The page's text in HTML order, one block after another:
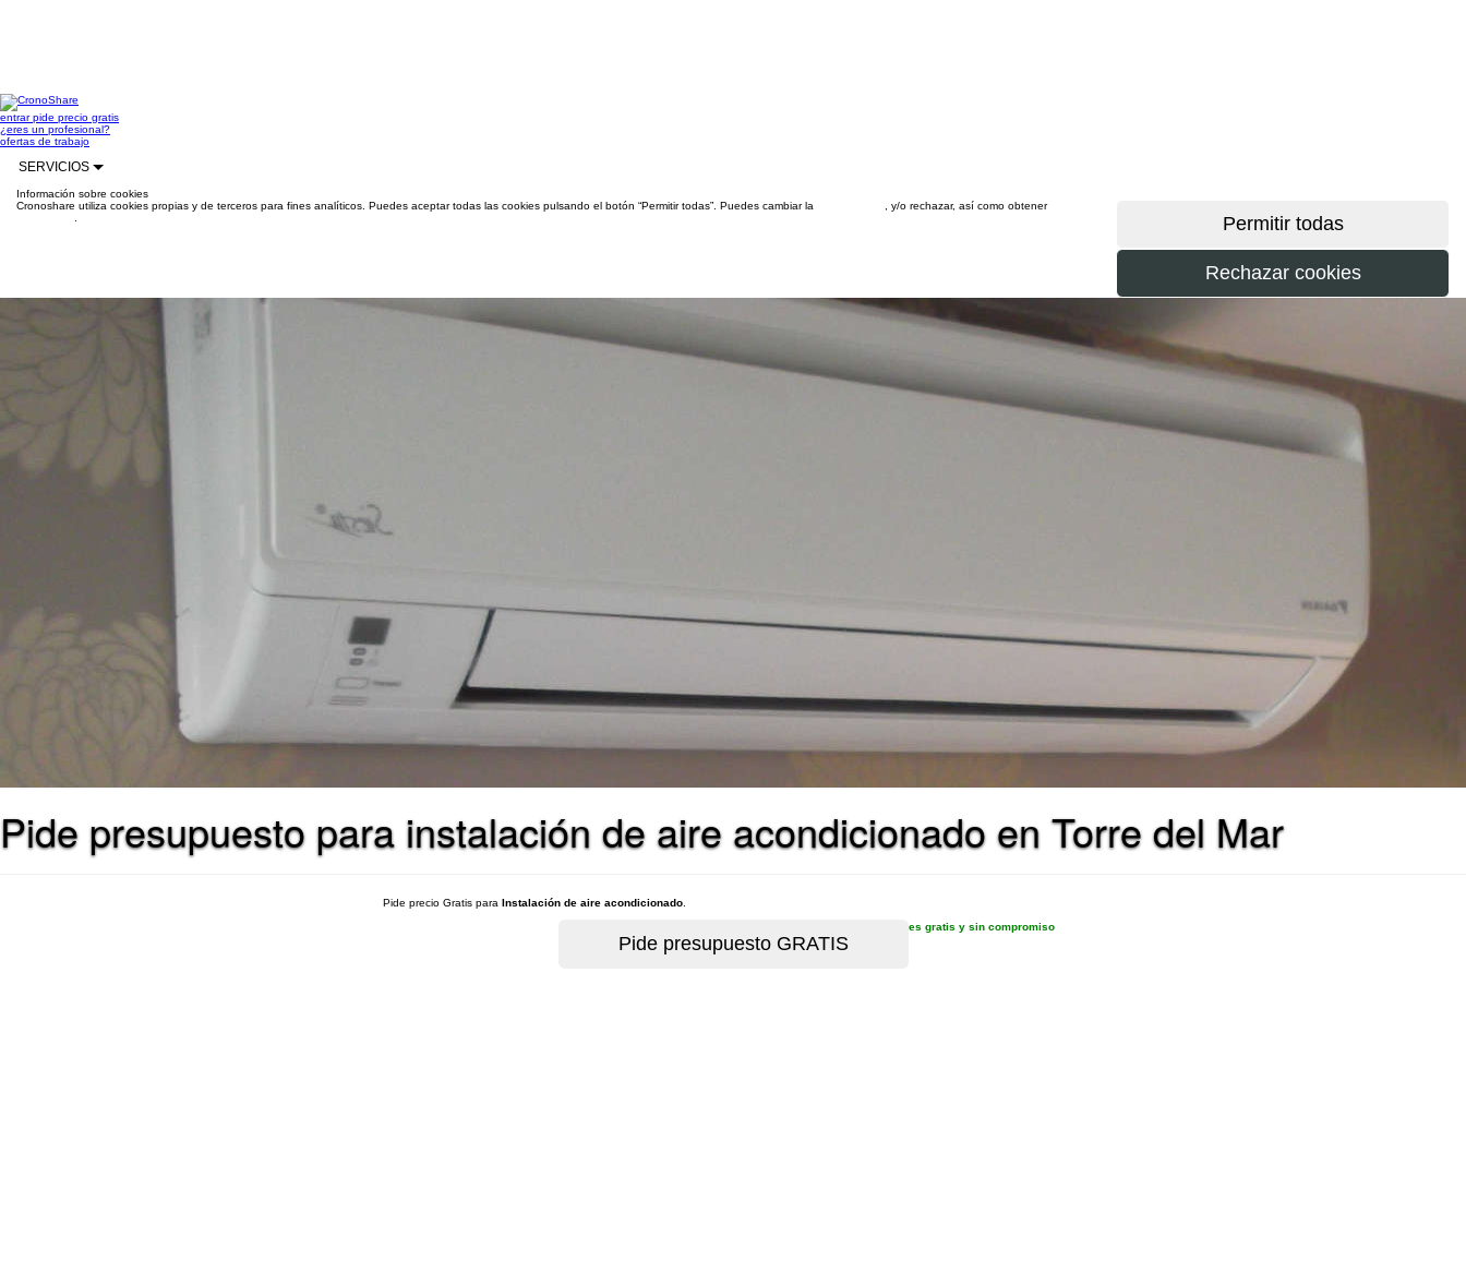
entrarpide precio gratis
¿eres un profesional?
ofertas de trabajo
SERVICIOS
Información sobre cookies
Cronoshare utiliza cookies propias y de terceros para fines analíticos. Puedes aceptar todas las cookies pulsando el botón “Permitir todas”. Puedes cambiar la
, y/o rechazar, así como obtener
Pide presupuesto para instalación de aire acondicionado en Torre del Mar
Pide precio Gratis para Instalación de aire acondicionado
es gratis y sin compromiso